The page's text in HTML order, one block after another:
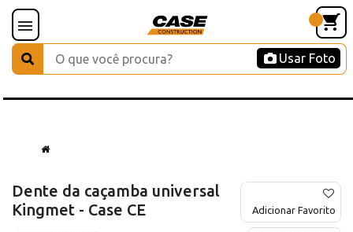
Usar Foto
Dente da caçamba universal
Kingmet - Case CE
Adicionar Favorito